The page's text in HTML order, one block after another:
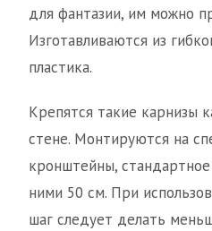
для фантазии, им можно
Изготавливаются из
пластика.
Крепятся такие карнизы
стене. Монтируются на
кронштейны,
ними 50 см. При
шаг следует делать